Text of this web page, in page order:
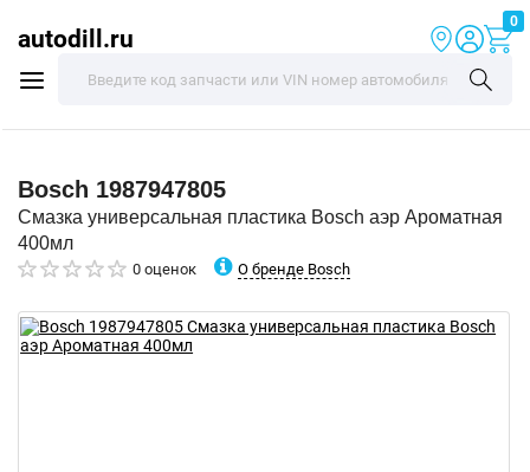
autodill.ru
0
Bosch 1987947805
Смазка универсальная пластика Bosch аэр Ароматная
400мл
0 оценок О бренде Bosch